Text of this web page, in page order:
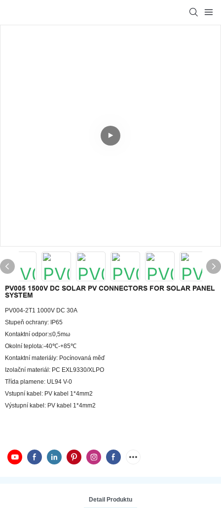
PV005 1500V DC SOLAR PV CONNECTORS FOR SOLAR PANEL
SYSTEM
PV004-2T1 1000V DC 30A
Stupeň ochrany: IP65
Kontaktní odpor:≤0,5mω
Okolní teplota:-40℃-+85℃
Kontaktní materiály: Pocínovaná měď
Izolační materiál: PC EXL9330/XLPO
Třída plamene: UL94 V-0
Vstupní kabel: PV kabel 1*4mm2
Výstupní kabel: PV kabel 1*4mm2
Detail Produktu